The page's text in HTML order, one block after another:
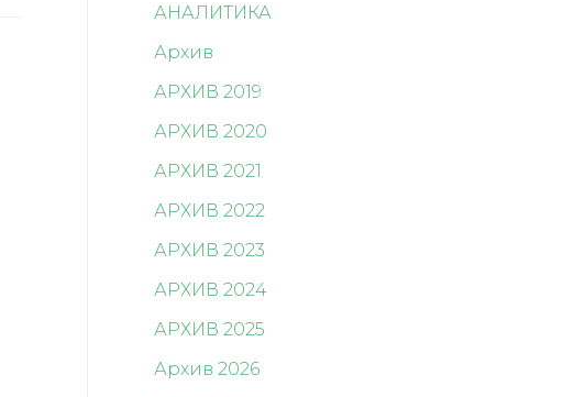
АНАЛИТИКА
Архив
АРХИВ 2019
АРХИВ 2020
АРХИВ 2021
АРХИВ 2022
АРХИВ 2023
АРХИВ 2024
АРХИВ 2025
Архив 2026